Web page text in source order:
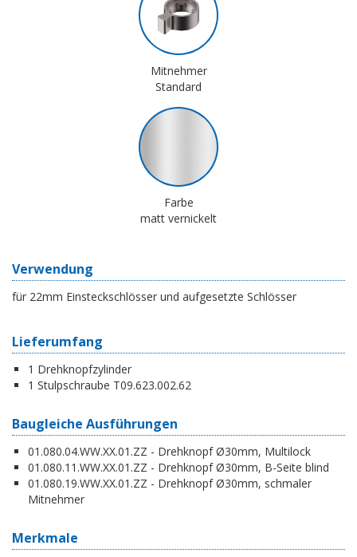
Mitnehmer
Standard
Farbe
matt vernickelt
Verwendung
für 22mm Einsteckschlösser und aufgesetzte Schlösser
Lieferumfang
1 Drehknopfzylinder
1 Stulpschraube T09.623.002.62
Baugleiche Ausführungen
01.080.04.WW.XX.01.ZZ - Drehknopf Ø30mm, Multilock
01.080.11.WW.XX.01.ZZ - Drehknopf Ø30mm, B-Seite blind
01.080.19.WW.XX.01.ZZ - Drehknopf Ø30mm, schmaler
Mitnehmer
Merkmale